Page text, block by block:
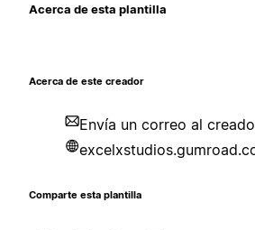
Acerca de esta plantilla
Acerca de este creador
Envía un correo al
Comparte esta plantilla